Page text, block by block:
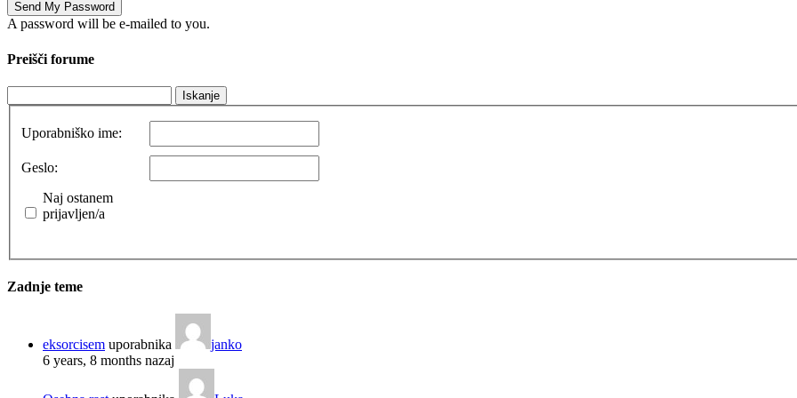
A password will be e-mailed to you.
Preišči forume
Uporabniško ime:
Geslo:
Naj ostanem
prijavljen/a
Zadnje teme
eksorcisem uporabnika
janko
6 years, 8 months nazaj